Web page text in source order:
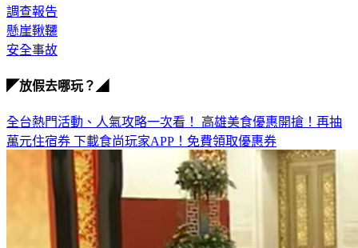
停業
調查報告
懸崖鞦韆
全台熱門活動、人氣攻略一次看！高雄美食優惠開搶！再抽
萬元住宿券下載食尚玩家APP！免費領取優惠券